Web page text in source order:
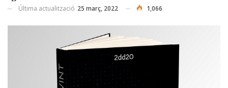
Última actualització 25 març, 2022 1,066